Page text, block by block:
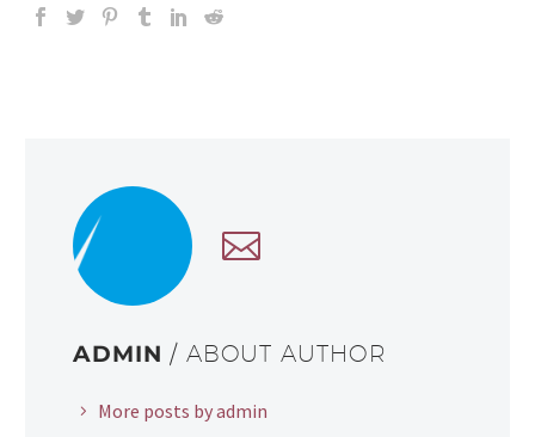
ADMIN / ABOUT AUTHOR
More posts by admin